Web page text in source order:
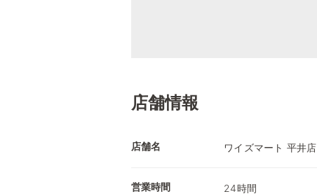
店舗情報
店舗名 ワイズマート 平井店
営業時間 24時間